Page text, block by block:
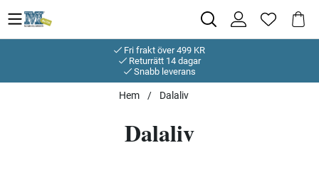
Fri frakt över 499 KR
Returrätt 14 dagar
Snabb leverans
Hem Dalaliv
Dalaliv